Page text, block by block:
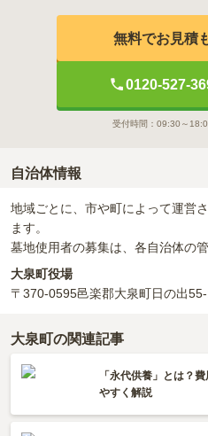
無料でお見積
0120-527-
受付時間： 09:30～
自治体情報
地域ごとに、市や町によって運営
ます。
墓地使用者の募集は、各自治体の
大泉町役場
〒370-0595邑楽郡大泉町日の出
大泉町の関連記事
「永代供養」とは？
やすく解説